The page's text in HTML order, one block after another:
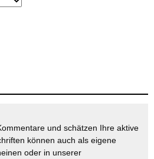
und schätzen Ihre aktive
können auch als eigene
oder in unserer